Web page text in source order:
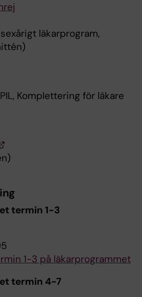
läkarprogram,
Komplettering för läkare
termin 1-3
1-3 på läkarprogrammet
termin 4-7